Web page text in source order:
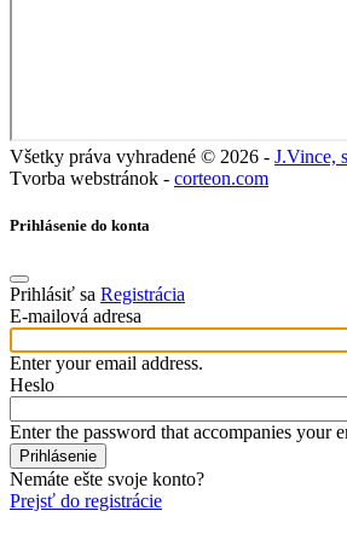
Všetky práva vyhradené © 2026 - J.Vince,
Tvorba webstránok - corteon.com
Prihlásenie do konta
Prihlásiť sa Registrácia
E-mailová adresa
Enter your email address.
Heslo
Enter the password that accompanies your
Nemáte ešte svoje konto?
Prejsť do registrácie